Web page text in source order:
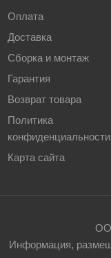
Оплата
Доставка
Сборка и монтаж
Гарантия
Возврат товара
Политика
конфиденциальности
Карта сайта
Информация,